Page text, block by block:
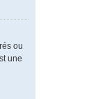
ou
une